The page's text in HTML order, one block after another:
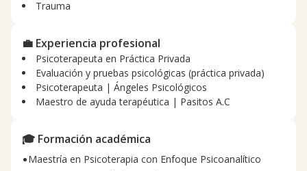
Trauma
💼 Experiencia profesional
Psicoterapeuta en Práctica Privada
Evaluación y pruebas psicológicas (práctica privada)
Psicoterapeuta | Ángeles Psicológicos
Maestro de ayuda terapéutica | Pasitos A.C
🎓 Formación académica
•Maestría en Psicoterapia con Enfoque Psicoanalítico